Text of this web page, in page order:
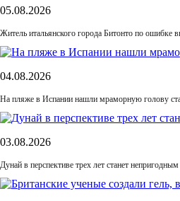
05.08.2026
Житель итальянского города Битонто по
04.08.2026
На пляже в Испании нашли мраморную голову
03.08.2026
Дунай в перспективе трех лет станет